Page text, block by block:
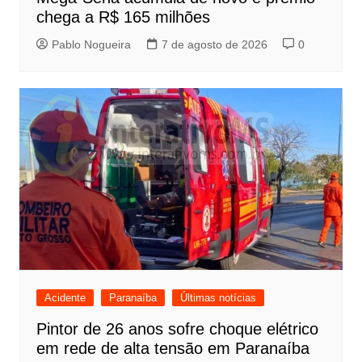
chega a R$ 165 milhões
Pablo Nogueira 7 de agosto de 2026 0
Acidente Paranaíba Últimas notícias
Pintor de 26 anos sofre choque elétrico
em rede de alta tensão em Paranaíba